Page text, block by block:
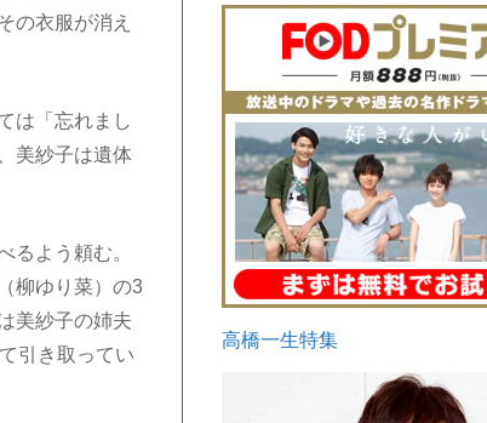
の衣服が消え
は「忘れまし
美紗子は遺体
るよう頼む。
柳ゆり菜）の3
美紗子の姉夫
引き取ってい
高橋一生特集